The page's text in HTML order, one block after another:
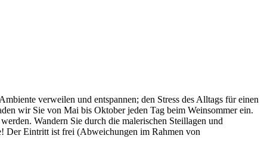
verweilen und entspannen; den Stress des Alltags für einen
wir Sie von Mai bis Oktober jeden Tag beim Weinsommer ein.
Wandern Sie durch die malerischen Steillagen und
Der Eintritt ist frei (Abweichungen im Rahmen von